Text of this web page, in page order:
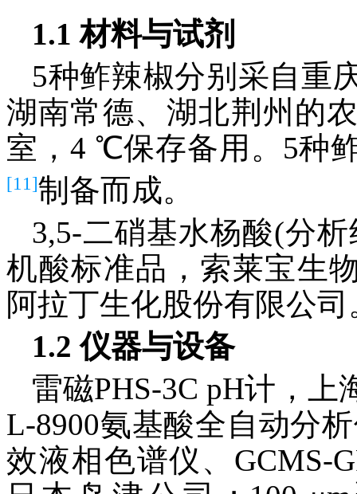
1.1 材料与试剂
5种鲊辣椒分别采自重
湖南常德、湖北荆州的
室，4 ℃保存备用。5种
[11]制备而成。
3,5-二硝基水杨酸(分
机酸标准品，索莱宝生
阿拉丁生化股份有限公司
1.2 仪器与设备
雷磁PHS-3C pH计，
L-8900氨基酸全自动分
效液相色谱仪、GCMS-